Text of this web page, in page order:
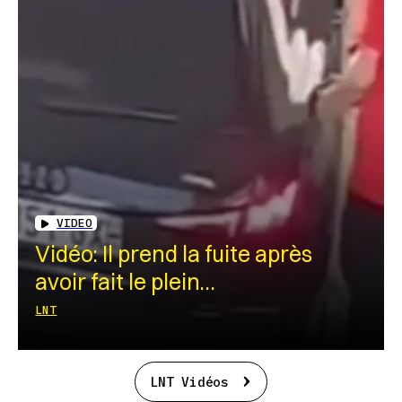
VIDEO
Vidéo: Il prend la fuite après
avoir fait le plein…
LNT
LNT Vidéos